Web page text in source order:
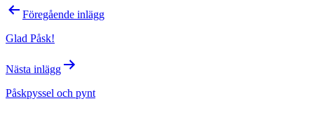
Inläggsnavigering
Föregående inlägg
Glad Påsk!
Nästa inlägg
Påskpyssel och pynt